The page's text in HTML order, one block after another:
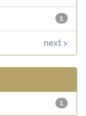
1
next >
1